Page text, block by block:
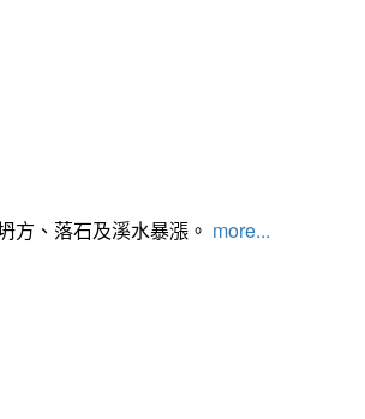
方、落石及溪水暴漲。 more...